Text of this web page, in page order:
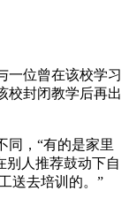
位曾在该校学习
校封闭教学后再出
，“有的是家里
别人推荐鼓动下自
送去培训的。”